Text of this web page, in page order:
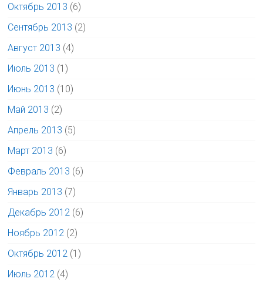
Октябрь 2013 (6)
Сентябрь 2013 (2)
Август 2013 (4)
Июль 2013 (1)
Июнь 2013 (10)
Май 2013 (2)
Апрель 2013 (5)
Март 2013 (6)
Февраль 2013 (6)
Январь 2013 (7)
Декабрь 2012 (6)
Ноябрь 2012 (2)
Октябрь 2012 (1)
Июль 2012 (4)